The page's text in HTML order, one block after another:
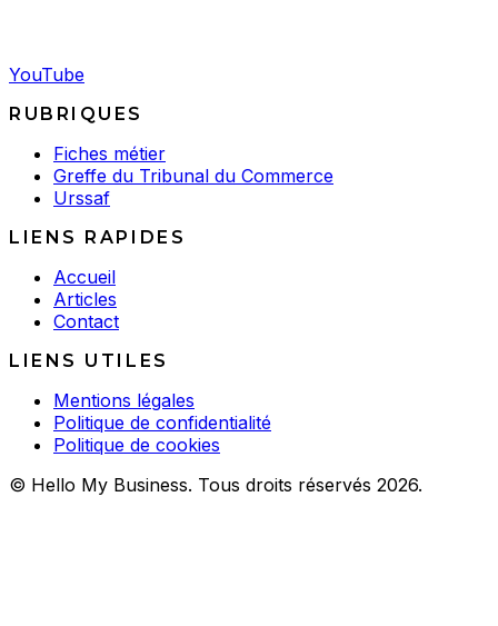
YouTube
RUBRIQUES
Fiches métier
Greffe du Tribunal du Commerce
Urssaf
LIENS RAPIDES
Accueil
Articles
Contact
LIENS UTILES
Mentions légales
Politique de confidentialité
Politique de cookies
© Hello My Business. Tous droits réservés 2026.